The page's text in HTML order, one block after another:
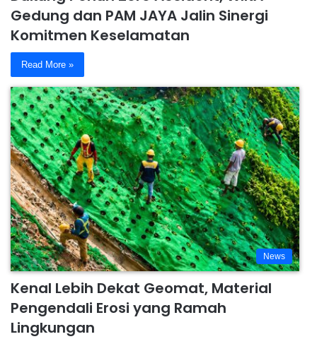
Gedung dan PAM JAYA Jalin Sinergi
Komitmen Keselamatan
Read More »
News
Kenal Lebih Dekat Geomat, Material
Pengendali Erosi yang Ramah
Lingkungan